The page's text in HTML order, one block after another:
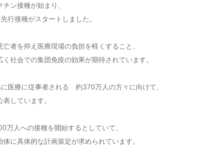
ン接種が始まり、
行接種がスタートしました。
者を抑え医療現場の負担を軽くすること、
社会での集団免疫の効果が期待されています。
医療に従事者される 約370万人の方々に向けて、
しています。
人への接種を開始するとしていて、
に具体的な計画策定が求められています。